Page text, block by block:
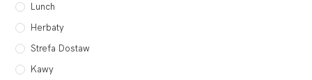
Lunch
Herbaty
Strefa Dostaw
Kawy